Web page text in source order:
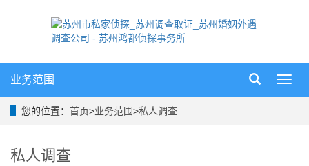
导
业务范围
您的位置： 首页>业务范围>私人调查
私人调查